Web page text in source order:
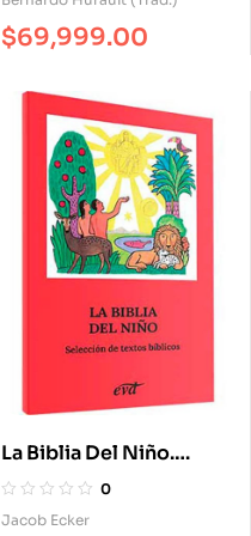
$69,999.00
La Biblia Del Niño.
Selección De Textos
Bíblicos
0
Jacob Ecker